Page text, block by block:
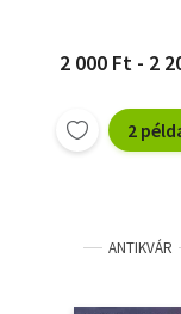
2 000 Ft - 2
2
ANTIKVÁR